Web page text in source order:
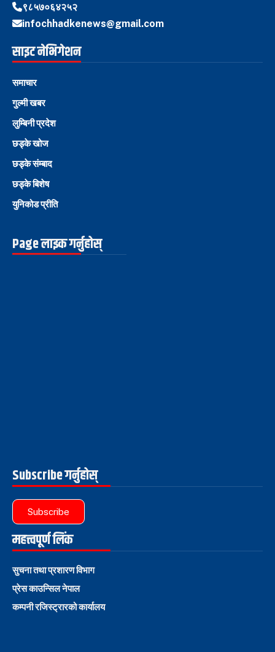
९८५७०६४२५२
infochhadkenews@gmail.com
साइट नेभिगेशन
समाचार
गुल्मी खबर
लुम्बिनी प्रदेश
छड्के खोज
छड्के संम्बाद
छड्के बिशेष
युनिकोड प्रीति
Page लाइक गर्नुहोस्
Subscribe गर्नुहोस्
Subscribe
महत्त्वपूर्ण लिंक
सुचना तथा प्रशारण विभाग
प्रेस काउन्सिल नेपाल
कम्पनी रजिस्ट्रारको कार्यालय